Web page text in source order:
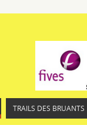
TRAILS DES BRUANTS